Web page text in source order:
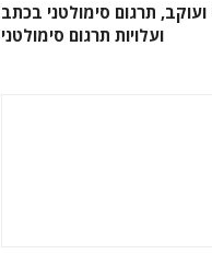
ועוקב, תרגום סימולטני בכתב
ועלויות תרגום סימולטני